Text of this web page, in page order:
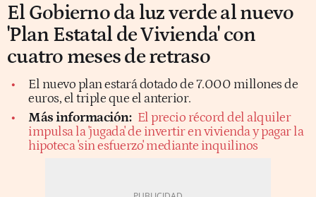
El Gobierno da luz verde al nuevo
'Plan Estatal de Vivienda' con
cuatro meses de retraso
El nuevo plan estará dotado de 7.000 millones de
euros, el triple que el anterior.
Más información: El precio récord del alquiler
impulsa la 'jugada' de invertir en vivienda y pagar la
hipoteca 'sin esfuerzo' mediante inquilinos